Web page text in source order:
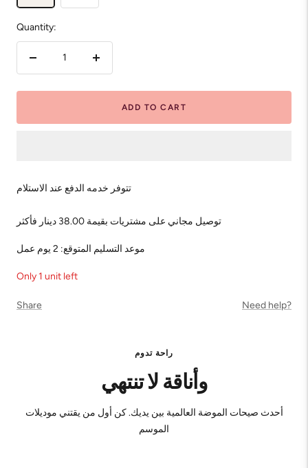
Quantity:
Decrease
Increase
ADD TO CART
تتوفر خدمه الدفع عند الاستلام
توصيل مجاني على مشتريات بقيمة 38.00 دينار فأكثر
Only 1 unit left
Share Need help?
راحة تدوم
وأناقة لا تنتهي
أحدث صيحات الموضة العالمية بين يديك. كن أول من يقتني موديلات
الموسم